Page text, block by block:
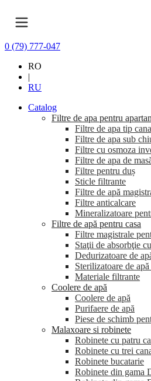
0 (79) 777-047
RO
|
RU
Catalog
Filtre de apa pentru
Filtre de apa tip cana
Filtre de apa sub
Filtre cu osmoza
Filtre de apa de
Filtre pentru duș
Sticle filtrante
Filtre de apă
Filtre anticalcare
Mineralizatoare
Filtre de apă pentru casa
Filtre magistrale
Staţii de absorbţie
Dedurizatoare de
Sterilizatoare de
Materiale filtrante
Coolere de apă
Сoolere de apă
Purifaere de apă
Piese de schimb
Malaxoare si robinete
Robinete cu patru
Robinete cu trei
Robinete bucatarie
Robinete din gama